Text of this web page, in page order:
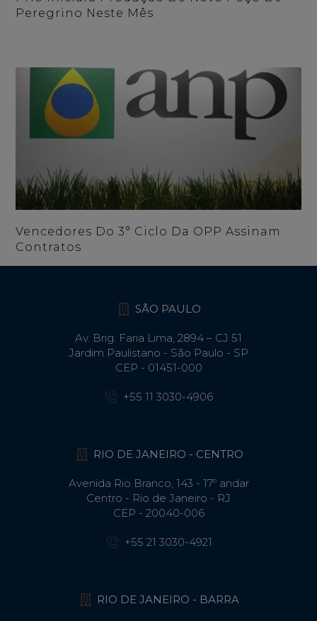
Peregrino Neste Mês
Vencedores Do 3° Ciclo Da OPP Assinam
Contratos
SÃO PAULO
Av. Brig. Faria Lima, 2894 – CJ 51
Jardim Paulistano - São Paulo - SP
CEP - 01451-000
+55 11 3030-4906
RIO DE JANEIRO - CENTRO
Avenida Rio Branco, 143 - 17º andar
Centro - Rio de Janeiro - RJ
CEP - 20040-006
+55 21 3030-4921
RIO DE JANEIRO - BARRA